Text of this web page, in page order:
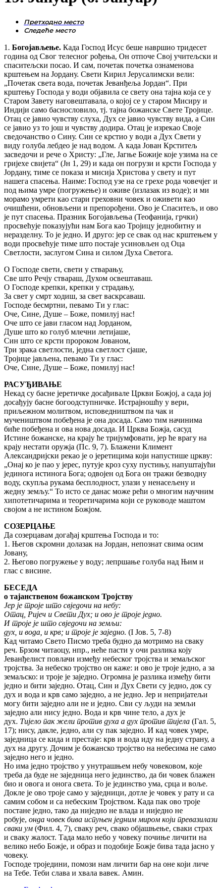
1. Богојављење. Када Господ Исус беше навршио тридесет
година од Свог телесног рођења, Он отпоче Свој учитељски и
спаситељски посао. И сам, почетак почетка ознаменова
крштењем на Јордану. Свети Кирил Јерусалимски вели:
„Почетак света вода, почетак Јеванђеља Јордан“. При
крштењу Господа у води објавила се свету она тајна која се у
Старом Завету наговештавала, о којој се у старом Мисиру и
Индији само баснословило, тј. тајна божанске Свете Тројице.
Отац се јавио чувству слуха, Дух се јавио чувству вида, а Син
се јавио уз то још и чувству додира. Отац је изрекао Своје
сведочанство о Сину. Син се крстио у води а Дух Свети у
виду голуба лебдео је над водом. А када Јован Крститељ
засведочи и рече о Христу: „Гле, Јагње Божије које узима на се
гријехе свијета“ (Јн 1, 29) и када он погрузи и крсти Господа у
Јордану, тиме се показа и мисија Христова у свету и пут
нашега спасења. Наиме: Господ узе на се грехе рода човечјег и
под њима умре (погружење) и оживе (излазак из воде); и ми
морамо умрети као стари греховни човек и оживети као
очишћени, обновљени и препорођени. Ово је Спаситељ, и ово
је пут спасења. Празник Богојављења (Теофанија, грчки)
просвећује показујући нам Бога као Тројицу једнобитну и
неразделну. То је једно. И друго: јер се свак од нас крштењем у
води просвећује тиме што постаје усиновљен од Оца
Светлости, заслугом Сина и силом Духа Светога.
O Господе свети, свети у стварању,
Све што Речју ствараш, Духом освештаваш.
O Господе крепки, крепки у страдању,
За свет у смрт ходиш, за свет васкрсаваш.
Господе бесмртни, певамо Ти у глас:
Оче, Сине, Душе – Боже, помилуј нас!
Оче што се јави гласом над Јорданом,
Душе што ко голуб млечни летијаше,
Син што се крсти пророком Јованом,
Три зрака светлости, једна светлост сјаше,
Тројице јављена, певамо Ти у глас:
Оче, Сине, Душе – Боже, помилуј нас!
РАСУЂИВАЊЕ
Некад су басне јеретичке досађивале Цркви Божјој, а сада јој
досађују басне богоодступничке. Истрајношћу у вери,
приљежном молитвом, исповедништвом па чак и
мучеништвом побеђена је она досада. Само тим начинима
биће побеђена и ова нова досада. И Црква Божја, сасуд
Истине божанске, на крају ће тријумфовати, јер ће врагу на
крају нестати оружја (Пс. 9, 7). Блажени Климент
Александријски рекао је о јеретицима који напустише цркву:
„Онај ко је пао у јерес, путује кроз суху пустињу, напуштајући
јединога истинога Бога; одвојен од Бога он тражи безводну
воду, скупља рукама бесплодност, улази у ненасељену и
жедну земљу.“ То исто се данас може рећи о многим научним
хипотетичарима и теоретичарима који се руководе маштом
својом а не истином Божјом.
СОЗЕРЦАЊЕ
Да созерцавам догађај крштења Господа и то:
1. Његов скромни долазак на Јордан, непознат свима осим
Јовану,
2. Његово погружење у воду; лепршање голуба над Њим и
глас с висине.
БЕСЕДА
о тајанственом божанском Тројству
Јер је троје што свједочи на небу:
Отац, Ријеч и Свети Дух; и ово је троје једно.
И троје је што свједочи на земљи:
дух, и вода, и крв; и троје је заједно. (I Јов. 5, 7-8)
Кад читамо Свето Писмо треба будно да мотримо на сваку
реч. Брзом читаоцу, нпр., неће пасти у очи разлика коју
Јеванђелист повлачи између небеског тројства и земаљског
тројства. За небеско тројство он каже: и ово је троје једно, а за
земаљско: и троје је заједно. Огромна је разлика између бити
једно и бити заједно. Отац, Син и Дух Свети су једно, док су
дух и вода и крв само заједно, а не једно. Јер и непријатељи
могу бити заједно али не и једно. Сви су људи на земљи
заједно али нису једно. Вода и крв чине тело, а дух је
дух. Тијело пак жели против духа а дух против тијела (Гал. 5,
17); нису, дакле, једно, али су пак заједно. И кад човек умре,
заједница се кида и престаје: крв и вода иду на једну страну, а
дух на другу. Дочим је божанско тројство на небесима не само
заједно него и једно.
Но има једно тројство у унутрашњем небу човековом, које
треба да буде не заједница него јединство, да би човек блажен
био и овога и онога света. То је јединство ума, срца и воље.
Докле је ово троје само у заједници, дотле је човек у рату и са
самим собом и са небеским Тројством. Када пак ово троје
постане једно, тако да ниједно не влада и ниједно не
робује, онда човек бива испуњен једним миром који превазилази
сваки ум (Фил. 4, 7), сваку реч, свако објашњење, сваки страх
и сваку жалост. Тада мало небо у човеку почиње личити на
велико небо Божје, и образ и подобије Божје бива тада јасно у
човеку.
Господе троједини, помози нам личити бар на оне који личе
на Тебе. Теби слава и хвала вавек. Амин.